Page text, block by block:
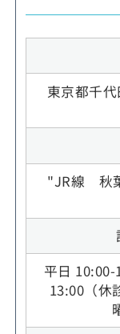
東京都千
"JR線 秋
平日
13:00（休